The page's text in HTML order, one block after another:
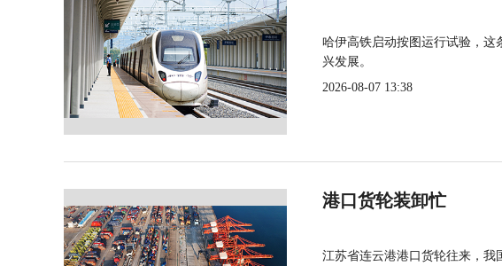
哈伊高铁启动按图运行试验，
兴发展。
2026-08-07 13:38
港口货轮装卸忙
江苏省连云港港口货轮往来，我